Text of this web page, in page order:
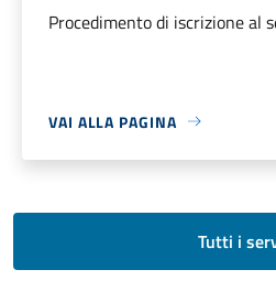
Procedimento di iscrizione al
VAI ALLA PAGINA
Tutti i